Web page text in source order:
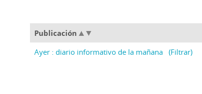
Publicación
Ayer : diario informativo de la mañana (Filtrar)